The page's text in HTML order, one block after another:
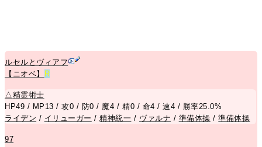
ルセルとヴィアフ
【ニオベ】
R
△精霊術士
HP49 / MP13 / 攻0 / 防0 / 魔4 / 精0 / 命4 / 速4 / 勝率25.0%
ライデン / イリューガー /精神統一 / ヴァルナ / 準備体操 /準備体操
97